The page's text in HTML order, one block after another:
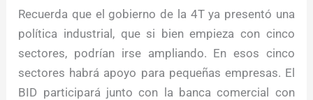
Recuerda que el gobierno de la 4T ya presentó una
política industrial, que si bien empieza con cinco
sectores, podrían irse ampliando. En esos cinco
sectores habrá apoyo para pequeñas empresas. El
BID participará junto con la banca comercial con